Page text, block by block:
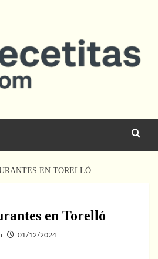
EN TORELLÓ
en Torelló
01/12/2024